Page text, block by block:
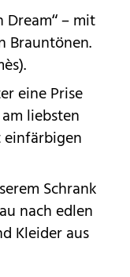
– mit
Brauntönen.
eine Prise
liebsten
Schrank
nach edlen
Kleider aus